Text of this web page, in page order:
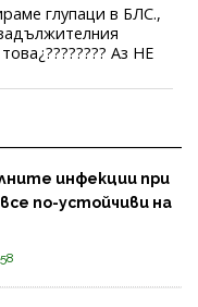
глупаци в БЛС.,
Аз НЕ
инфекции при
по-устойчиви на